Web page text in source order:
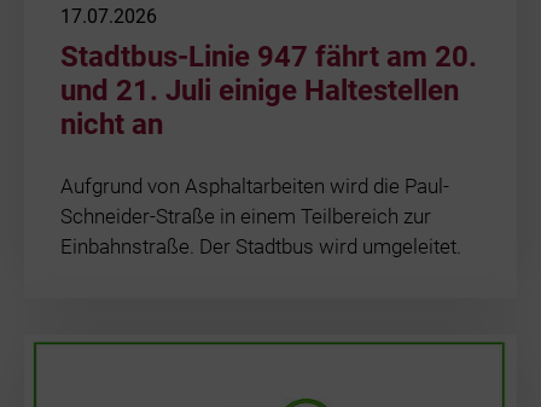
17.07.2026
Stadtbus-Linie 947 fährt am 20.
und 21. Juli einige Haltestellen
nicht an
Aufgrund von Asphaltarbeiten wird die Paul-
Schneider-Straße in einem Teilbereich zur
Einbahnstraße. Der Stadtbus wird umgeleitet.